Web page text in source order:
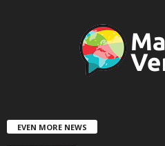
EVEN MORE NEWS